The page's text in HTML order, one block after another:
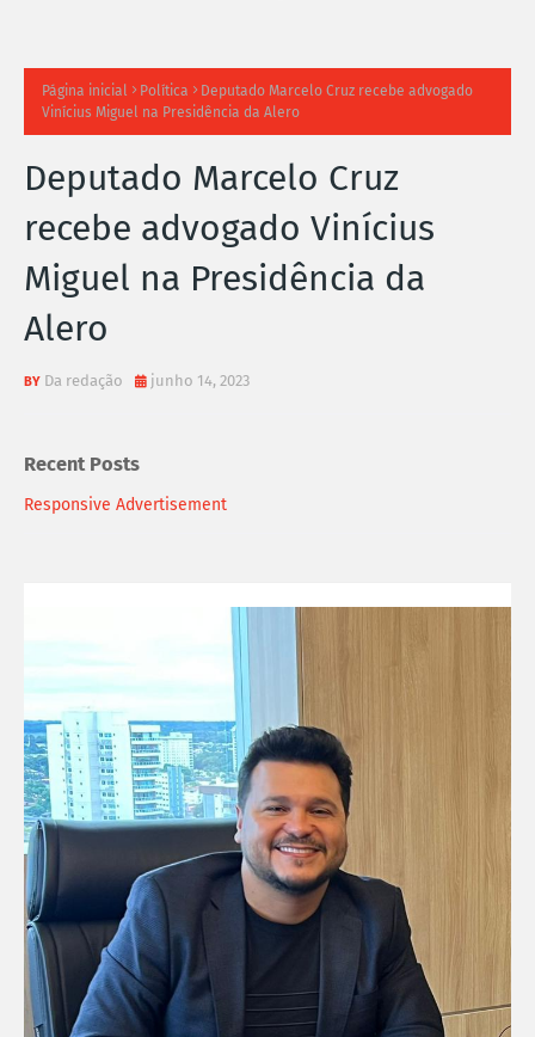
A
S
N
O
I
A
Página inicial Política
Deputado Marcelo Cruz recebe advogado
Vinícius Miguel na Presidência da Alero
Deputado Marcelo Cruz
recebe advogado Vinícius
Miguel na Presidência da
Alero
Da redação junho 14, 2023
Recent Posts
Responsive Advertisement